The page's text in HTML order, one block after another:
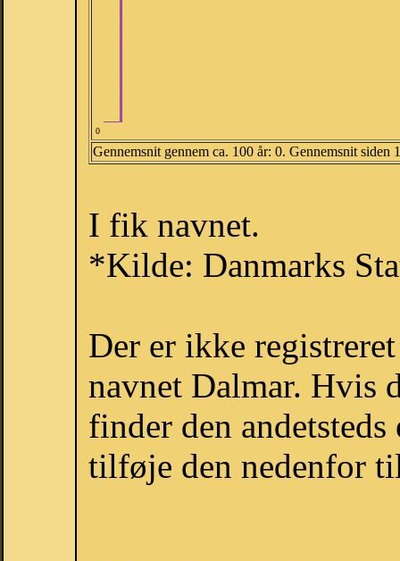
0
Gennemsnit gennem ca. 100 år: 0. Gennemsnit siden
I fik navnet.
*Kilde: Danmarks
Der er ikke
navnet Dalmar. Hvis
finder den
tilføje den nedenfor